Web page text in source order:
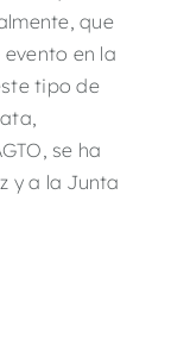
que
en la
tipo de
se ha
y a la Junta